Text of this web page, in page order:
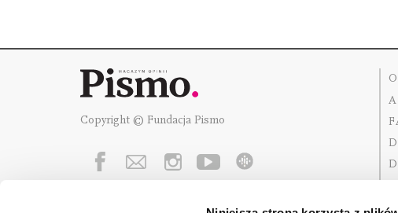
Copyright © Fundacja Pismo